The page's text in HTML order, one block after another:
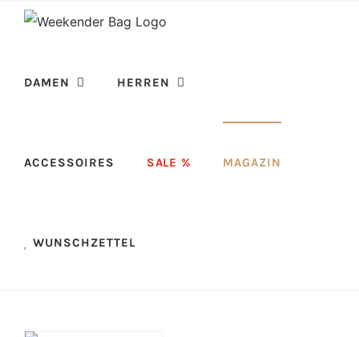
Skip
DAMEN HERREN
ACCESSOIRES SALE % MAGAZIN
WUNSCHZETTEL